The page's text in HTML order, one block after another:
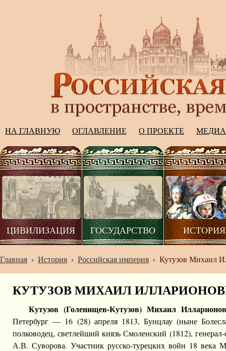
НА ГЛАВНУЮ ОГЛАВЛЕНИЕ О ПРОЕКТЕ
ЦИВИЛИЗАЦИЯ ГОСУДАРСТВО ИСТОРИЯ
Главная › История › Российская империя › Кутузов Михаил
КУТУЗОВ МИХАИЛ
Кутузов (Голенищев-Кутузов) Михаил
Петербург — 16 (28) апреля 1813, Бунцлау (ныне
полководец, светлейший князь Смоленский (1812),
А.В. Суворова. Участник русско-турецких войн 18 века